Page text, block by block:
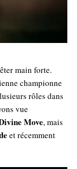
main forte.
championne
rôles dans
vue
Move, mais
et récemment